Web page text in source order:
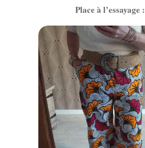
Place à l’essayage :